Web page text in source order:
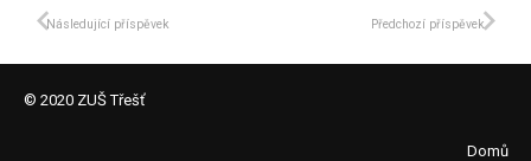
Následující příspěvek Předchozí příspěvek
© 2020 ZUŠ Třešť
Domů